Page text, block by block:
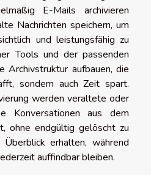
E-Mails archivieren
Nachrichten speichern, um
und leistungsfähig zu
Tools und der passenden
Archivstruktur aufbauen, die
sondern auch Zeit spart.
werden veraltete oder
Konversationen aus dem
ohne endgültig gelöscht zu
erhalten, während
auffindbar bleiben.